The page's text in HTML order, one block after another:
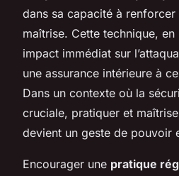
dans sa capacité à renforcer
maîtrise. Cette technique,
impact immédiat sur
une assurance intérieure à
Dans un contexte où la
cruciale, pratiquer et
devient un geste de pouvoir
Encourager une pratique